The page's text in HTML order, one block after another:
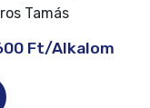
Tamás
Ft/Alkalom